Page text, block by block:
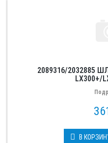
2089316/2032885
LX300+/
В